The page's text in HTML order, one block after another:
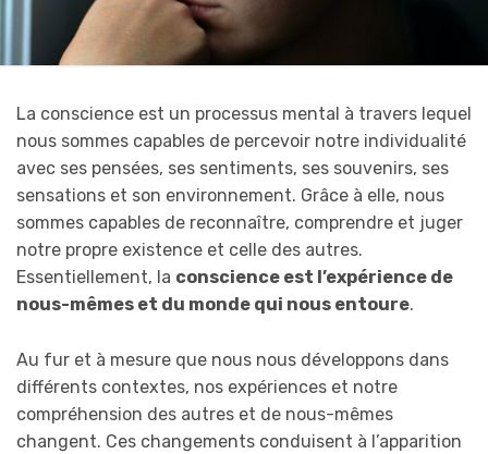
La conscience est un processus mental à travers lequel
nous sommes capables de percevoir notre individualité
avec ses pensées, ses sentiments, ses souvenirs, ses
sensations et son environnement. Grâce à elle, nous
sommes capables de reconnaître, comprendre et juger
notre propre existence et celle des autres.
Essentiellement, la conscience est l’expérience de
nous-mêmes et du monde qui nous entoure.
Au fur et à mesure que nous nous développons dans
différents contextes, nos expériences et notre
compréhension des autres et de nous-mêmes
changent. Ces changements conduisent à l’apparition